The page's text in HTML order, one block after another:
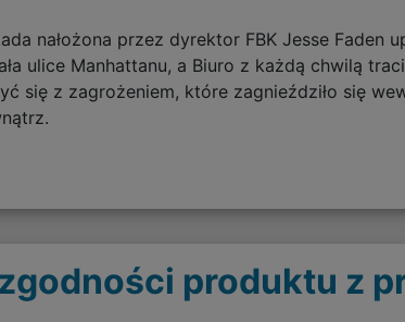
nałożona przez dyrektor FBK Jesse Faden
ulice Manhattanu, a Biuro z każdą chwilą
się z zagrożeniem, które zagnieździło się
produktu z